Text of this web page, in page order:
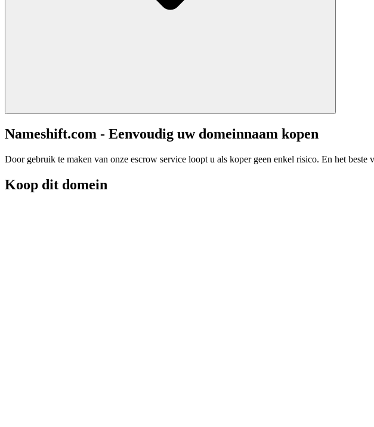
Nameshift.com - Eenvoudig uw domeinnaam kopen
Door gebruik te maken van onze escrow service loopt u als koper geen enkel risico. En het beste
Koop dit domein